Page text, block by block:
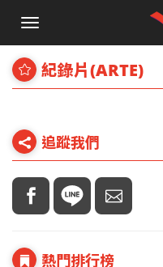
手
選
單
紀錄片(ARTE)
追蹤我們
熱門排行榜